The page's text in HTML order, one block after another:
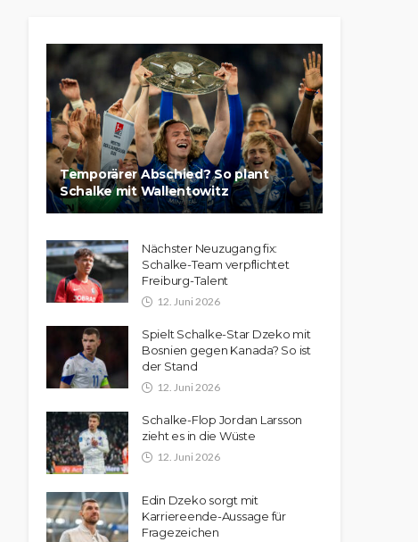
Temporärer Abschied? So plant
Schalke mit Wallentowitz
Nächster Neuzugang fix:
Schalke-Team verpflichtet
Freiburg-Talent
12. Juni 2026
Spielt Schalke-Star Dzeko mit
Bosnien gegen Kanada? So ist
der Stand
12. Juni 2026
Schalke-Flop Jordan Larsson
zieht es in die Wüste
12. Juni 2026
Edin Dzeko sorgt mit
Karriereende-Aussage für
Fragezeichen